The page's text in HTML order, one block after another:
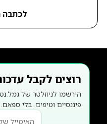
רוצים לקבל
הירשמו לניוזלטר של
פיננסיים וטיפים. בלי ספאם.